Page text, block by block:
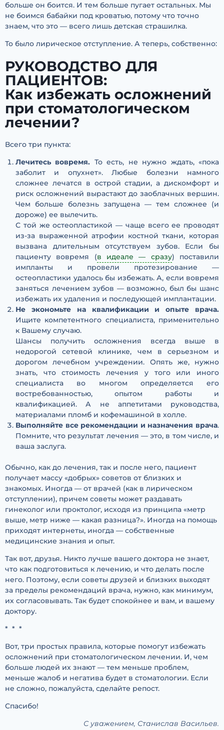
больше он боится. И тем больше пугает остальных. Мы
не боимся бабайки под кроватью, потому что точно
знаем, что это — всего лишь детская страшилка.
То было лирическое отступление. А теперь, собственно:
РУКОВОДСТВО ДЛЯ
ПАЦИЕНТОВ:
Как избежать осложнений
при стоматологическом
лечении?
Всего три пункта:
Лечитесь вовремя. То есть, не нужно ждать, «пока
заболит и опухнет». Любые болезни намного
сложнее лечатся в острой стадии, а дискомфорт и
риск осложнений вырастают до заоблачных вершин.
Чем больше болезнь запущена — тем сложнее (и
дороже) ее вылечить.
С той же остеопластикой — чаще всего ее проводят
из-за выраженной атрофии костной ткани, которая
вызвана длительным отсутствуем зубов. Если бы
пациенту вовремя (в идеале — сразу) поставили
импланты и провели протезирование —
остеопластики удалось бы избежать. А, если вовремя
заняться лечением зубов — возможно, был бы шанс
избежать их удаления и последующей имплантации.
Не экономьте на квалификации и опыте врача.
Ищите компетентного специалиста, применительно
к Вашему случаю.
Шансы получить осложнения всегда выше в
недорогой сетевой клинике, чем в серьезном и
дорогом лечебном учреждении. Опять же, нужно
знать, что стоимость лечения у того или иного
специалиста во многом определяется его
востребованностью, опытом работы и
квалификацией. А не аппетитами руководства,
материалами пломб и кофемашиной в холле.
Выполняйте все рекомендации и назначения врача.
Помните, что результат лечения — это, в том числе, и
ваша заслуга.
Обычно, как до лечения, так и после него, пациент
получает массу «добрых» советов от близких и
знакомых. Иногда — от врачей (как в лирическом
отступлении), причем советы может раздавать
гинеколог или проктолог, исходя из принципа «метр
выше, метр ниже — какая разница?». Иногда на помощь
приходят интернеты, иногда — собственные
медицинские знания и опыт.
Так вот, друзья. Никто лучше вашего доктора не знает,
что как подготовиться к лечению, и что делать после
него. Поэтому, если советы друзей и близких выходят
за пределы рекомендаций врача, нужно, как минимум,
их согласовывать. Так будет спокойнее и вам, и вашему
доктору.
* * *
Вот, три простых правила, которые помогут избежать
осложнений при стоматологическом лечении. И, чем
больше людей их знают — тем меньше проблем,
меньше жалоб и негатива будет в стоматологии. Если
не сложно, пожалуйста, сделайте репост.
Спасибо!
С уважением, Станислав Васильев.